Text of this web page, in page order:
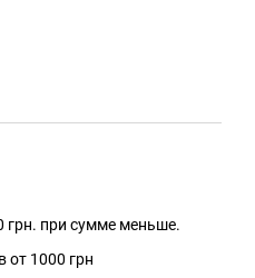
грн. при сумме меньше.
от 1000 грн